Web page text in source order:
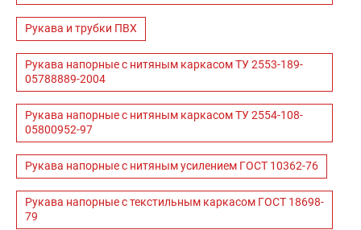
Рукава и трубки ПВХ
Рукава напорные с нитяным каркасом ТУ 2553-189-
05788889-2004
Рукава напорные с нитяным каркасом ТУ 2554-108-
05800952-97
Рукава напорные с нитяным усилением ГОСТ 10362-76
Рукава напорные с текстильным каркасом ГОСТ 18698-
79